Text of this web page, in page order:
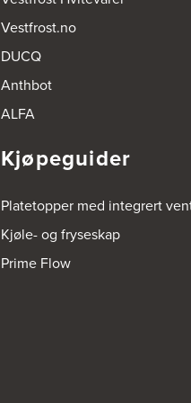
Vestfrost.no
DUCQ
Anthbot
ALFA
Kjøpeguider
Platetopper med integrert
Kjøle- og fryseskap
Prime Flow